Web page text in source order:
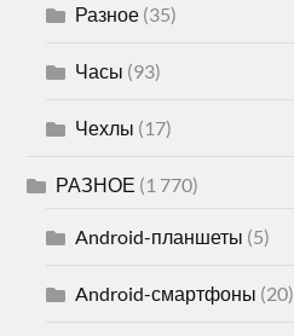
Разное (35)
Часы (93)
Чехлы (17)
РАЗНОЕ (1 770)
Android-планшеты (5)
Android-смартфоны (20)